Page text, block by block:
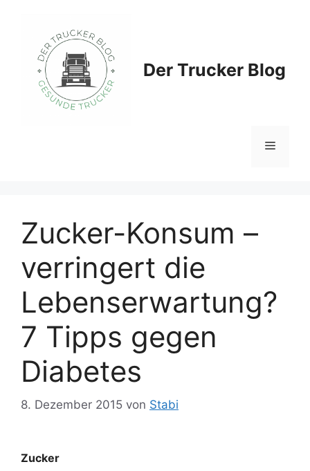
springen
Der Trucker Blog
Menü
Zucker-Konsum –
verringert die
Lebenserwartung?
7 Tipps gegen
Diabetes
8. Dezember 2015 von Stabi
Zucker